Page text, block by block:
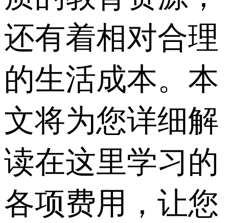
还有着相对合理
的生活成本。本
文将为您详细解
读在这里学习的
各项费用，让您